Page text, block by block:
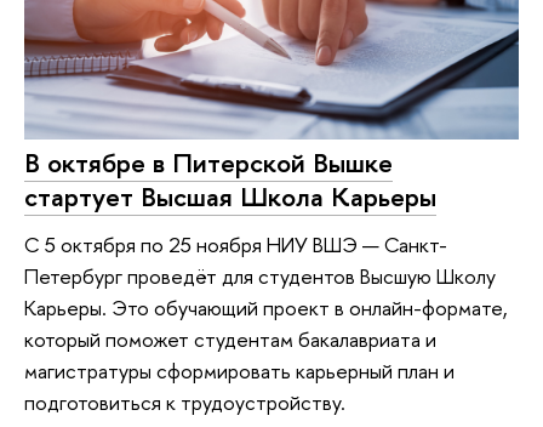
В октябре в Питерской Вышке
стартует Высшая Школа Карьеры
С 5 октября по 25 ноября НИУ ВШЭ — Санкт-
Петербург проведёт для студентов Высшую Школу
Карьеры. Это обучающий проект в онлайн-формате,
который поможет студентам бакалавриата и
магистратуры сформировать карьерный план и
подготовиться к трудоустройству.